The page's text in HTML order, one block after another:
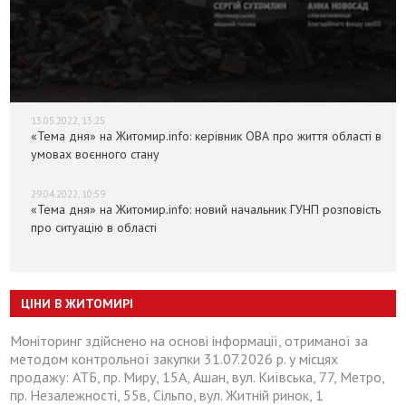
13.05.2022, 13:25
«Тема дня» на Житомир.info: керівник ОВА про життя області в
умовах воєнного стану
29.04.2022, 10:59
«Тема дня» на Житомир.info: новий начальник ГУНП розповість
про ситуацію в області
ЦІНИ В ЖИТОМИРІ
Моніторинг здійснено на основі інформації, отриманої за
методом контрольної закупки 31.07.2026 р. у місцях
продажу: АТБ, пр. Миру, 15А, Ашан, вул. Київська, 77, Метро,
пр. Незалежності, 55в, Сільпо, вул. Житній ринок, 1